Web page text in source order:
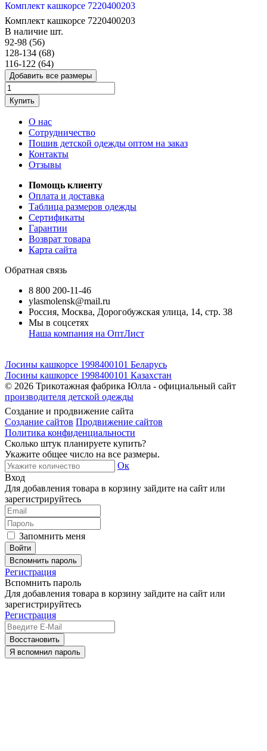
Комплект кашкорсе 7220400203
Комплект кашкорсе 7220400203
В наличие шт.
92-98 (56)
128-134 (68)
116-122 (64)
Добавить все размеры
Купить
О нас
Сотрудничество
Пошив детской одежды оптом на заказ
Контакты
Отзывы
Помощь клиенту
Оплата и доставка
Таблица размеров одежды
Сертификаты
Гарантии
Возврат товара
Карта сайта
Обратная связь
8 800 200-11-46
ylasmolensk@mail.ru
Россия, Москва, Дорогобужская улица, 14, стр. 38
Мы в соцсетях
Наша компания на ОптЛист
Лосины кашкорсе 1998400101 Беларусь
Лосины кашкорсе 1998400101 Казахстан
© 2026 Трикотажная фабрика Юлла - официальный сайт
производителя детской одежды
Создание и продвижение сайта
Создание сайтов Продвижение сайтов
Политика конфиденциальности
Сколько штук планируете купить?
Укажите общее число на все размеры.
Ок
Вход
Для добавления товара в корзину зайдите на сайт или
зарегистрируйтесь
Запомнить меня
Вспомнить пароль
Регистрация
Вспомнить пароль
Для добавления товара в корзину зайдите на сайт или
зарегистрируйтесь
Регистрация
Восстановить
Я вспомнил пароль